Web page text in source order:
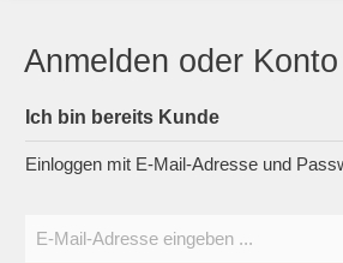
Anmelden oder
Ich bin bereits Kunde
Einloggen mit E-Mail-Adresse und